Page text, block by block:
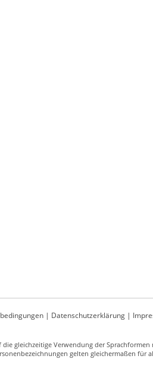
| Datenschutzerklärung|
gleichzeitige Verwendung der
gelten gleichermaßen für